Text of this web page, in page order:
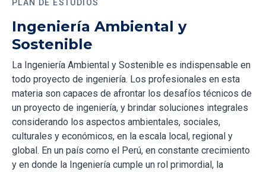
PLAN DE ESTUDIOS
Ingeniería Ambiental y
Sostenible
La Ingeniería Ambiental y Sostenible es indispensable en
todo proyecto de ingeniería. Los profesionales en esta
materia son capaces de afrontar los desafíos técnicos de
un proyecto de ingeniería, y brindar soluciones integrales
considerando los aspectos ambientales, sociales,
culturales y económicos, en la escala local, regional y
global. En un país como el Perú, en constante crecimiento
y en donde la Ingeniería cumple un rol primordial, la